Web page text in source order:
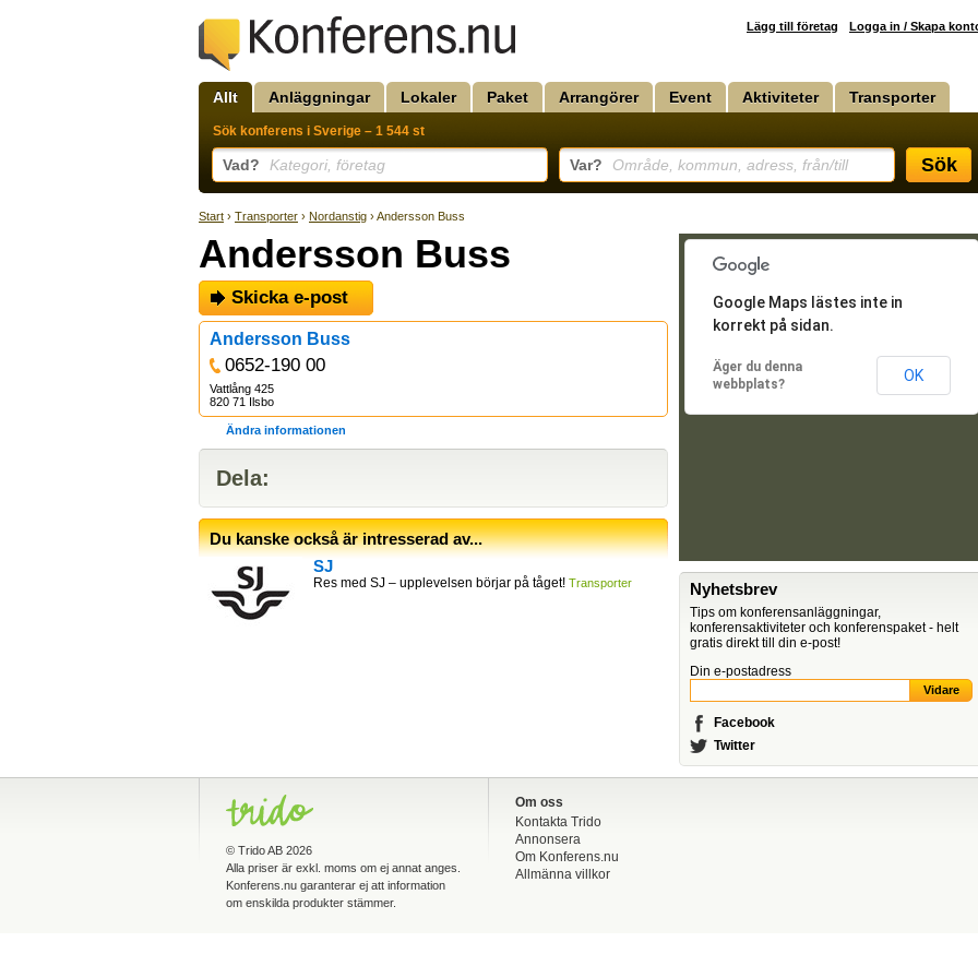
Lägg till företag Logga in / Skapa
Allt Anläggningar Lokaler Paket Arrangörer Event Aktiviteter Transporter
Sök konferens i Sverige – 1 544 st
Vad? Kategori, företag Var? Område, kommun, adress, från/till Sök
Start › Transporter › Nordanstig › Andersson Buss
Andersson Buss
Skicka e-post
Andersson Buss
0652-190 00
Vattlång 425
820 71 Ilsbo
Ändra informationen
Dela:
Du kanske också är intresserad av...
SJ
Res med SJ – upplevelsen börjar på tåget! Transporter
Google Maps lästes inte in
korrekt på sidan.
Äger du denna
webbplats?
OK
Nyhetsbrev
Tips om konferensanläggningar,
konferensaktiviteter och konferenspaket - helt
gratis direkt till din e-post!
Din e-postadress
Facebook
Twitter
© Trido AB 2026
Alla priser är exkl. moms om ej annat anges.
Konferens.nu garanterar ej att information
om enskilda produkter stämmer.
Om oss
Kontakta Trido
Annonsera
Om Konferens.nu
Allmänna villkor